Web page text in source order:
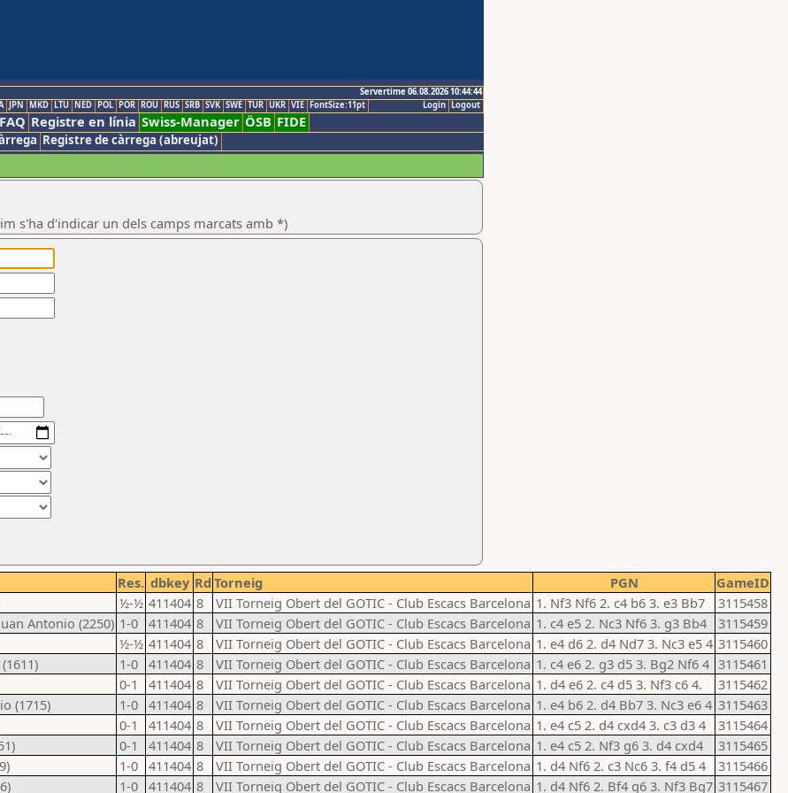
Servertime 06.08.2026 10:44:44
Logout
Login
JPN MKD LTU NED POL POR ROU RUS SRB SVK SWE TUR UKR VIE FontSize:11pt
Registre en línia Swiss-Manager ÖSB FIDE
Registre de càrrega (abreujat)
s'ha d'indicar un dels camps marcats amb *)
Res. dbkey Rd Torneig PGN
GameID
½-½ 411404 8 VII Torneig Obert del GOTIC - Club Escacs Barcelona 1. Nf3 Nf6 2. c4 b6 3. e3 Bb7
3115458
Antonio (2250) 1-0 411404 8 VII Torneig Obert del GOTIC - Club Escacs Barcelona 1. c4 e5 2. Nc3 Nf6 3. g3 Bb4
3115459
½-½ 411404 8 VII Torneig Obert del GOTIC - Club Escacs Barcelona 1. e4 d6 2. d4 Nd7 3. Nc3 e5 4 3115460
1-0 411404 8 VII Torneig Obert del GOTIC - Club Escacs Barcelona 1. c4 e6 2. g3 d5 3. Bg2 Nf6 4 3115461
0-1 411404 8 VII Torneig Obert del GOTIC - Club Escacs Barcelona 1. d4 e6 2. c4 d5 3. Nf3 c6 4.
3115462
(1715) 1-0 411404 8 VII Torneig Obert del GOTIC - Club Escacs Barcelona 1. e4 b6 2. d4 Bb7 3. Nc3 e6 4 3115463
0-1 411404 8 VII Torneig Obert del GOTIC - Club Escacs Barcelona 1. e4 c5 2. d4 cxd4 3. c3 d3 4
3115464
0-1 411404 8 VII Torneig Obert del GOTIC - Club Escacs Barcelona 1. e4 c5 2. Nf3 g6 3. d4 cxd4
3115465
1-0 411404 8 VII Torneig Obert del GOTIC - Club Escacs Barcelona 1. d4 Nf6 2. c3 Nc6 3. f4 d5 4
3115466
1-0 411404 8 VII Torneig Obert del GOTIC - Club Escacs Barcelona 1. d4 Nf6 2. Bf4 g6 3. Nf3 Bg7 3115467